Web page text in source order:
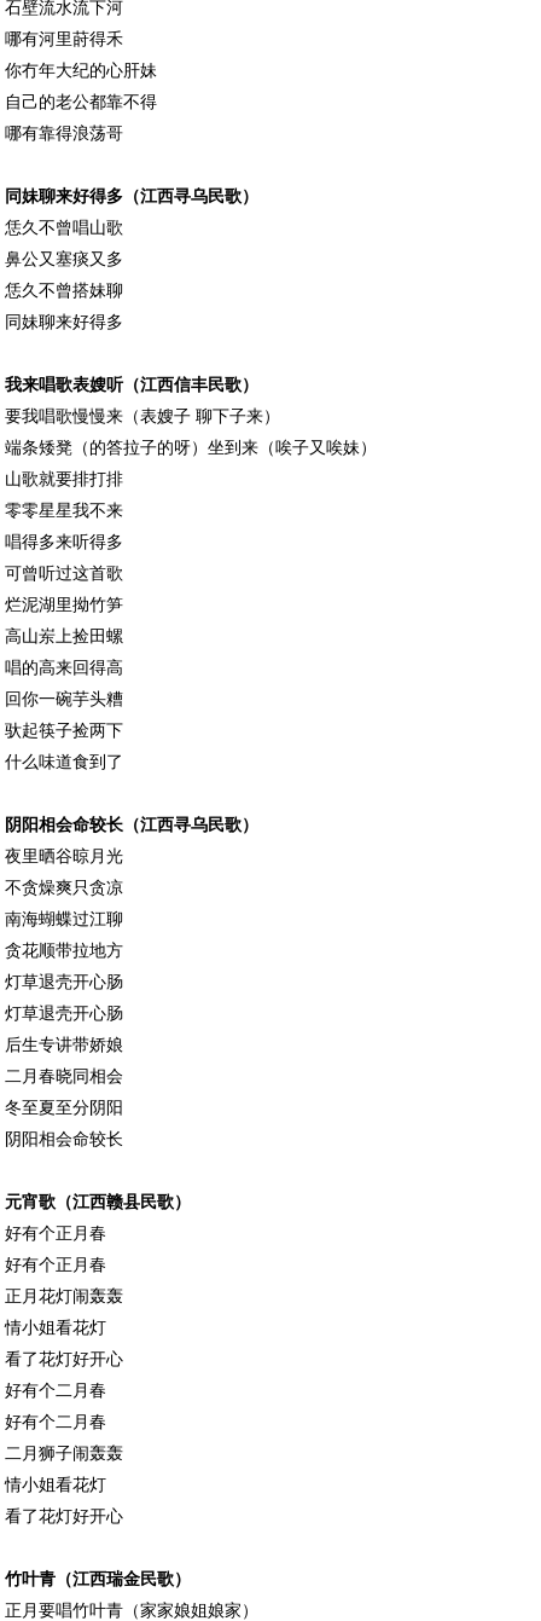
石壁流水流下河
哪有河里莳得禾
你冇年大纪的心肝妹
自己的老公都靠不得
哪有靠得浪荡哥
同妹聊来好得多（江西寻乌民歌）
恁久不曾唱山歌
鼻公又塞痰又多
恁久不曾搭妹聊
同妹聊来好得多
我来唱歌表嫂听（江西信丰民歌）
要我唱歌慢慢来（表嫂子 聊下子来）
端条矮凳（的答拉子的呀）坐到来（唉子又唉妹）
山歌就要排打排
零零星星我不来
唱得多来听得多
可曾听过这首歌
烂泥湖里拗竹笋
高山岽上捡田螺
唱的高来回得高
回你一碗芋头糟
驮起筷子捡两下
什么味道食到了
阴阳相会命较长（江西寻乌民歌）
夜里晒谷晾月光
不贪燥爽只贪凉
南海蝴蝶过江聊
贪花顺带拉地方
灯草退壳开心肠
灯草退壳开心肠
后生专讲带娇娘
二月春晓同相会
冬至夏至分阴阳
阴阳相会命较长
元宵歌（江西赣县民歌）
好有个正月春
好有个正月春
正月花灯闹轰轰
情小姐看花灯
看了花灯好开心
好有个二月春
好有个二月春
二月狮子闹轰轰
情小姐看花灯
看了花灯好开心
竹叶青（江西瑞金民歌）
正月要唱竹叶青（家家娘姐娘家）